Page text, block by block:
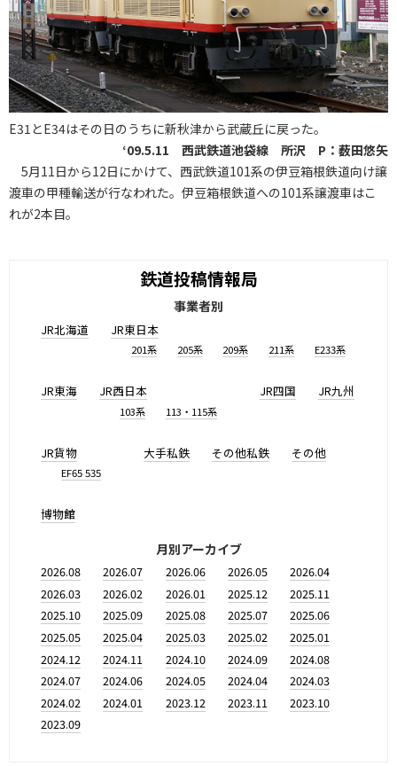
E31とE34はその日のうちに新秋津から武蔵丘に戻った。
‘09.5.11 西武鉄道池袋線 所沢 P：薮田悠矢
5月11日から12日にかけて、西武鉄道101系の伊豆箱根鉄道向け譲
渡車の甲種輸送が行なわれた。伊豆箱根鉄道への101系譲渡車はこ
れが2本目。
鉄道投稿情報局
事業者別
JR北海道 JR東日本
201系 205系 209系 211系 E233系
JR東海 JR西日本
103系 113・115系
JR四国 JR九州
JR貨物
EF65 535
大手私鉄 その他私鉄 その他
博物館
月別アーカイブ
2026.08 2026.07 2026.06 2026.05
2026.04
2026.03
2026.02 2026.01 2025.12
2025.11
2025.10
2025.09 2025.08 2025.07
2025.06
2025.05
2025.04 2025.03 2025.02
2025.01
2024.12
2024.11 2024.10 2024.09
2024.08
2024.07
2024.06 2024.05 2024.04
2024.03
2024.02
2024.01 2023.12 2023.11
2023.10
2023.09